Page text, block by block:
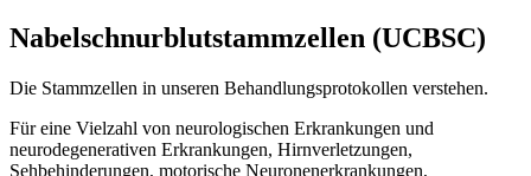
Nabelschnurblutstammzellen (UCBSC)
Die Stammzellen in unseren Behandlungsprotokollen verstehen.
Für eine Vielzahl von neurologischen Erkrankungen und
neurodegenerativen Erkrankungen, Hirnverletzungen,
Sehbehinderungen, motorische Neuronenerkrankungen,